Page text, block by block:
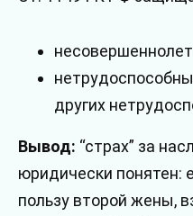
других
Вывод: “страх” за
юридически понятен:
пользу второй жены,